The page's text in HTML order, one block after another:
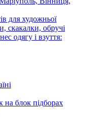
для художньої
скакалки, обручі
одягу і взуття:
на блок підборах